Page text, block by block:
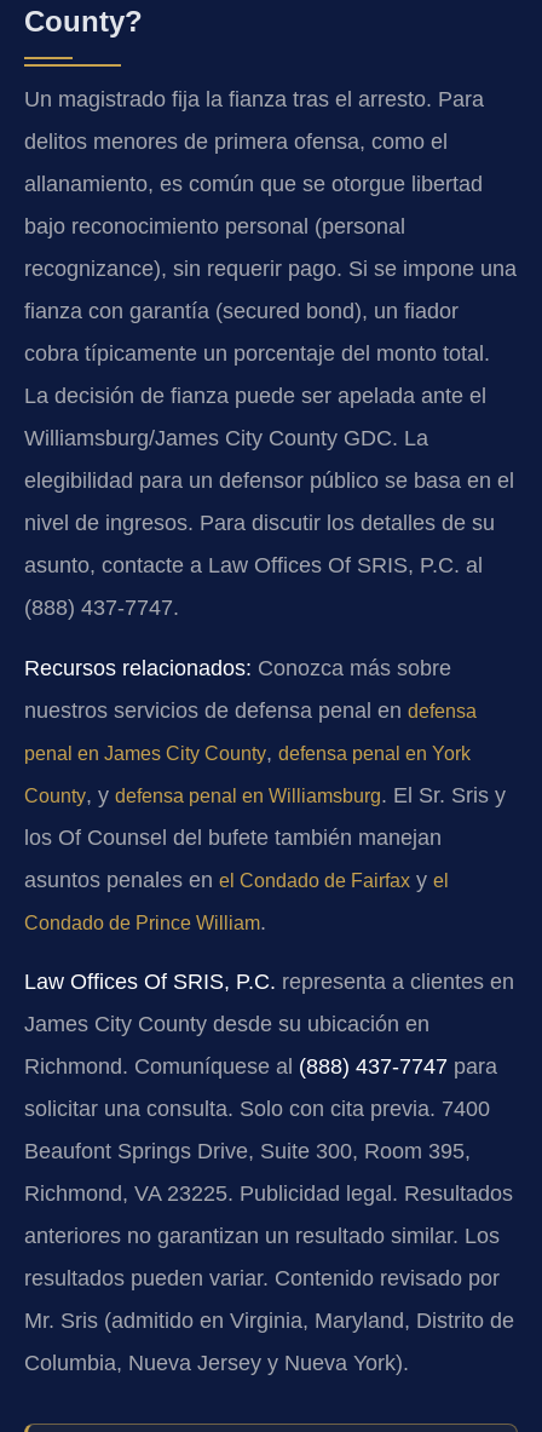
County?
Un magistrado fija la fianza tras el arresto. Para
delitos menores de primera ofensa, como el
allanamiento, es común que se otorgue libertad
bajo reconocimiento personal (personal
recognizance), sin requerir pago. Si se impone una
fianza con garantía (secured bond), un fiador
cobra típicamente un porcentaje del monto total.
La decisión de fianza puede ser apelada ante el
Williamsburg/James City County GDC. La
elegibilidad para un defensor público se basa en el
nivel de ingresos. Para discutir los detalles de su
asunto, contacte a Law Offices Of SRIS, P.C. al
(888) 437-7747.
Recursos relacionados: Conozca más sobre
nuestros servicios de defensa penal en defensa
penal en James City County, defensa penal en York
County, y defensa penal en Williamsburg. El Sr. Sris y
los Of Counsel del bufete también manejan
asuntos penales en el Condado de Fairfax y el
Condado de Prince William.
Law Offices Of SRIS, P.C. representa a clientes en
James City County desde su ubicación en
Richmond. Comuníquese al (888) 437-7747 para
solicitar una consulta. Solo con cita previa. 7400
Beaufont Springs Drive, Suite 300, Room 395,
Richmond, VA 23225. Publicidad legal. Resultados
anteriores no garantizan un resultado similar. Los
resultados pueden variar. Contenido revisado por
Mr. Sris (admitido en Virginia, Maryland, Distrito de
Columbia, Nueva Jersey y Nueva York).